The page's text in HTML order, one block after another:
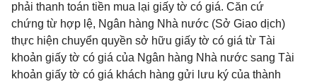
phải thanh toán tiền mua lại giấy tờ có giá. Căn cứ
chứng từ hợp lệ, Ngân hàng Nhà nước (Sở Giao dịch)
thực hiện chuyển quyền sở hữu giấy tờ có giá từ Tài
khoản giấy tờ có giá của Ngân hàng Nhà nước sang Tài
khoản giấy tờ có giá khách hàng gửi lưu ký của thành